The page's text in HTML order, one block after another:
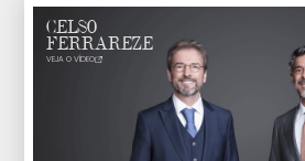
CELSO
FERRAREZE
VEJA O VÍDEO